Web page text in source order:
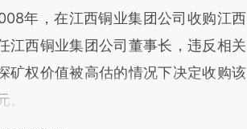
年，在江西铜业集团公司收购江西
江西铜业集团公司董事长，违反相关
矿权价值被高估的情况下决定收购该